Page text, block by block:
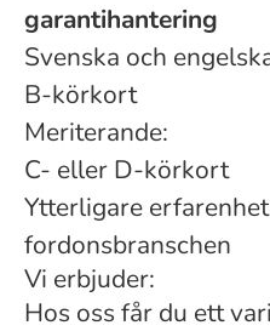
garantihantering
Svenska och
B-körkort
Meriterande:
C- eller D-körkort
Ytterligare
fordonsbranschen
Vi erbjuder:
Hos oss får du ett